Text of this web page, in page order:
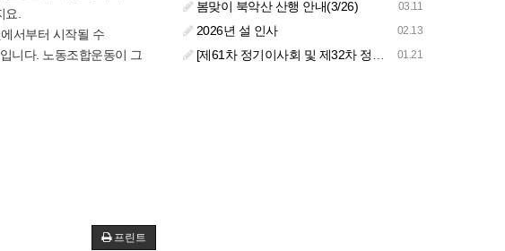
.
서부터 시작될 수
니다. 노동조합운동이 그
프린트
03.11
봄맞이 북악산 산행 안내(3/26)
02.13
2026년 설 인사
01.21
[제61차 정기이사회 및 제32차 정기총회 합동회의] 개최 안내